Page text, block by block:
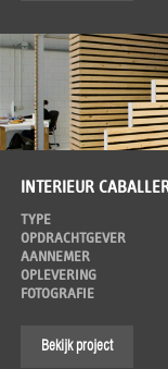
INTERIEUR
TYPE
OPDRACHTGEVER
AANNEMER
OPLEVERING
FOTOGRAFIE
Bekijk project